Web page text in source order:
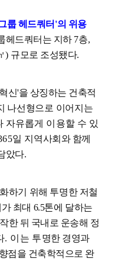
룹 헤드쿼터 '의 위용
헤드쿼터는 지하 7층,
) 규모로 조성됐다.
신'을 상징하는 건축적
나선형으로 이어지는
자유롭게 이용할 수 있
일 지 역사회와 함께
았다.
하기 위해 투명한 저철
최대 6.5톤에 달하는
한 뒤 국내로 운송해 정
. 이는 투명한 경영과
점을 건축학적으로 완